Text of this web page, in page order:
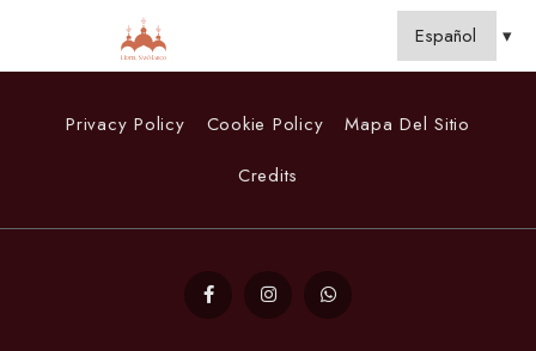
Privacy Policy Cookie Policy
Mapa Del Sitio
Credits